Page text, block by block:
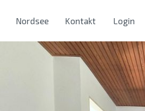
Nordsee Kontakt Login